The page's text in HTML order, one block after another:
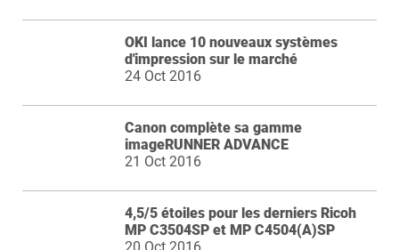
OKI lance 10 nouveaux systèmes
d'impression sur le marché
24 Oct 2016
Canon complète sa gamme
imageRUNNER ADVANCE
21 Oct 2016
4,5/5 étoiles pour les derniers Ricoh
MP C3504SP et MP C4504(A)SP